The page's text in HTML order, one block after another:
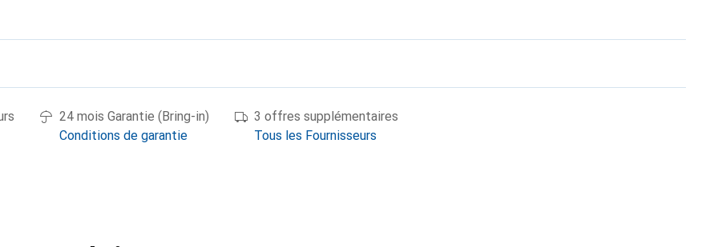
24 mois Garantie (Bring-in)
Conditions de garantie
3 offres supplémentaires
Tous les Fournisseurs